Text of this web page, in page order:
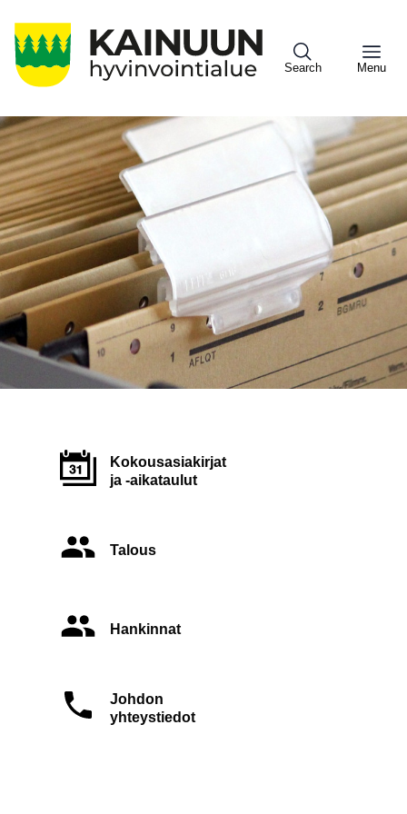
pääsisältöön
Search Menu
Sote
Menu
Asiakkaille
Kokousasiakirjat
ja -aikataulut
Talous
Hankinnat
Johdon
yhteystiedot